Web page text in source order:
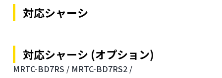
対応シャーシ
対応シャーシ (オプション)
MRTC-BD7RS / MRTC-BD7RS2 /